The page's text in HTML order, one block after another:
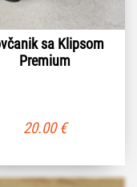
sa Klipsom
Premium
20.00€